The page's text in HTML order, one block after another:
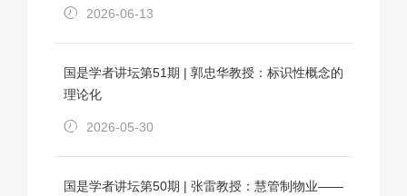
2026-06-13
国是学者讲坛第51期 | 郭忠华教授：标识性概念的
理论化
2026-05-30
国是学者讲坛第50期 | 张雷教授：慧管制物业——